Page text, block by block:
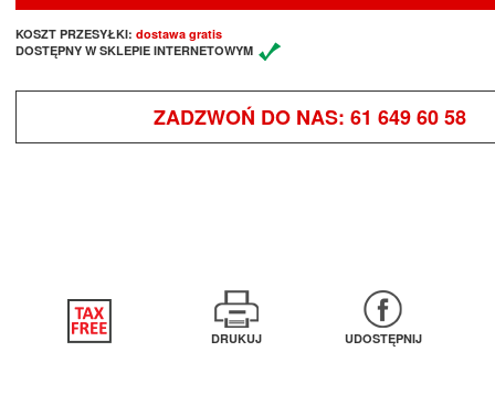
KOSZT PRZESYŁKI: dostawa gratis
DOSTĘPNY W SKLEPIE INTERNETOWYM
ZADZWOŃ DO NAS: 61 649 60 58
DRUKUJ UDOSTĘPNIJ